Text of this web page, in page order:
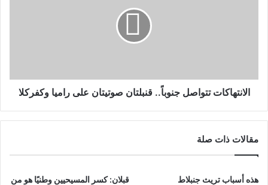
الانتهاكات تتواصل جنوباً.. قنبلتان صوتيتان على راميا وكفركلا
مقالات ذات صلة
هذه أسباب تريث جنبلاط
قبلان: كسر المسيحيين وطنيًا هو من